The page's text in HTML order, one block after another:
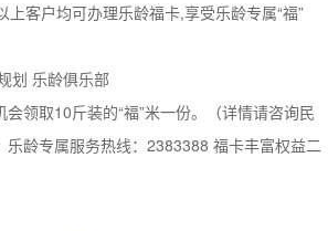
上客户均可办理乐龄福卡,享受乐龄专属“福”
划 乐龄俱乐部
领取10斤装的“福”米一份。（详情请咨询民
乐龄专属服务热线：2383388 福卡丰富权益二